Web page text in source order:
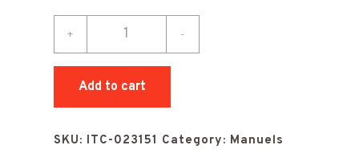
+
DE
5
LIMES
-
Add to cart
SKU: ITC-023151 Category: Manuels